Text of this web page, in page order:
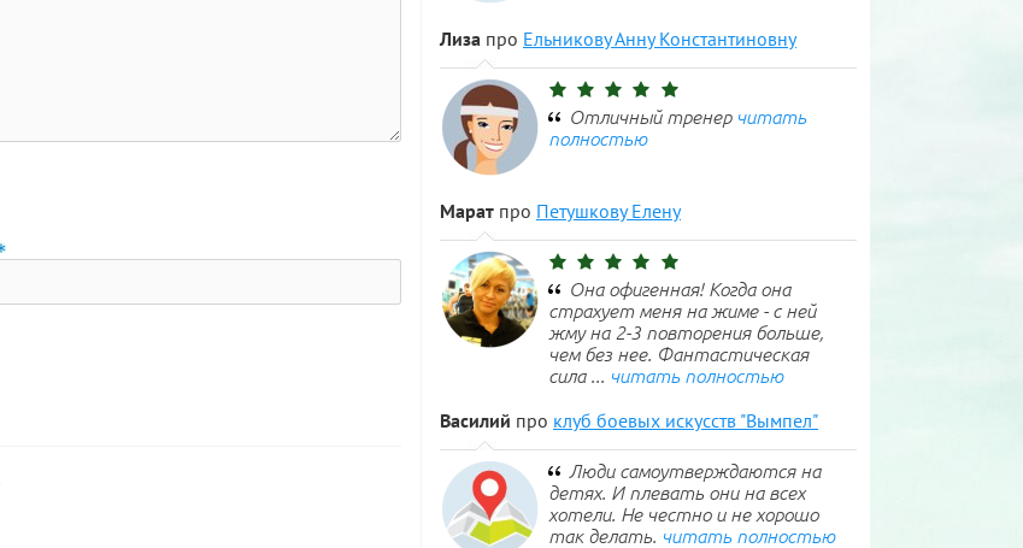
Лиза про Ельникову Анну Константиновну
Отличный тренер читать
полностью
Марат про Петушкову Елену
Она офигенная! Когда она
страхует меня на жиме - с ней
жму на 2-3 повторения больше,
чем без нее. Фантастическая
сила ... читать полностью
Василий про клуб боевых искусств "Вымпел"
Люди самоутверждаются на
детях. И плевать они на всех
хотели. Не честно и не хорошо
так делать. читать полностью